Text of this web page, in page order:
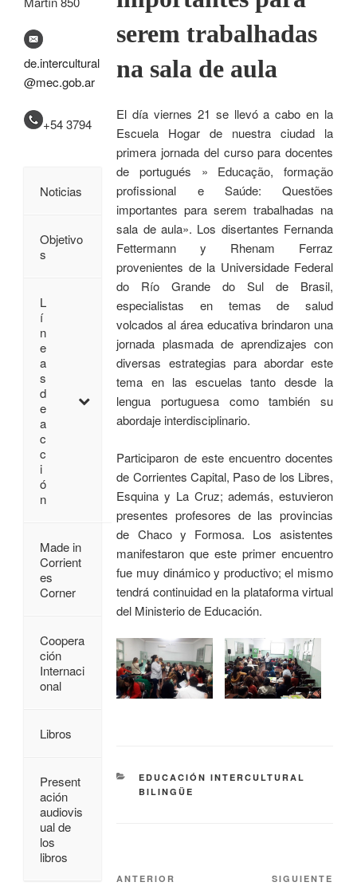
serem trabalhadas
na sala de aula
El día viernes 21 se llevó a cabo en la
Escuela Hogar de nuestra ciudad la
primera jornada del curso para docentes
de portugués » Educação, formação
profissional e Saúde: Questões
importantes para serem trabalhadas na
sala de aula». Los disertantes Fernanda
Fettermann y Rhenam Ferraz
provenientes de la Universidade Federal
do Río Grande do Sul de Brasil,
especialistas en temas de salud
volcados al área educativa brindaron una
jornada plasmada de aprendizajes con
diversas estrategias para abordar este
tema en las escuelas tanto desde la
lengua portuguesa como también su
abordaje interdisciplinario.
Participaron de este encuentro docentes
de Corrientes Capital, Paso de los Libres,
Esquina y La Cruz; además, estuvieron
presentes profesores de las provincias
de Chaco y Formosa. Los asistentes
manifestaron que este primer encuentro
fue muy dinámico y productivo; el mismo
tendrá continuidad en la plataforma virtual
del Ministerio de Educación.
EDUCACIÓN INTERCULTURAL
BILINGÜE
ANTERIOR SIGUIENTE
de.intercultural
@mec.gob.ar
+54 3794
Noticias
Objetivo
s
L
í
n
e
a
s
d
e
a
c
c
i
ó
n
Made in
Corrient
es
Corner
Coopera
ción
Internaci
onal
Libros
Present
ación
audiovis
ual de
los
libros